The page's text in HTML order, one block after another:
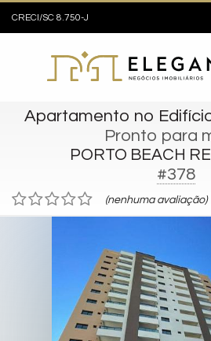
CRECI/SC 8.750-J
Apartamento no
Pronto para
PORTO BEACH
#378
(nenhuma avaliação)